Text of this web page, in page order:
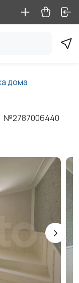
дома
№2787006440